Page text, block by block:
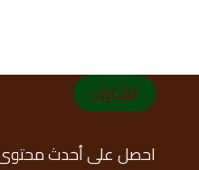
اشترك
احصل على أحدث محتوى